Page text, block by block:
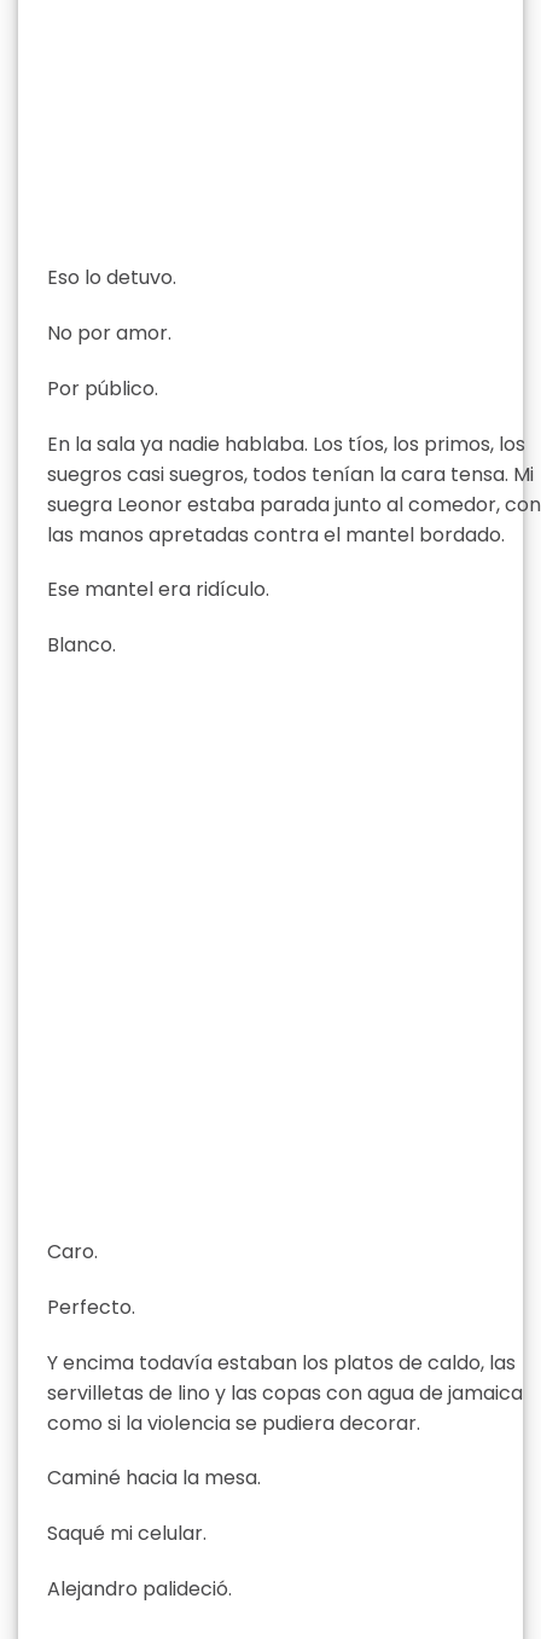
Eso lo detuvo.
No por amor.
Por público.
En la sala ya nadie hablaba. Los tíos, los primos, los
suegros casi suegros, todos tenían la cara tensa. Mi
suegra Leonor estaba parada junto al comedor, con
las manos apretadas contra el mantel bordado.
Ese mantel era ridículo.
Blanco.
Caro.
Perfecto.
Y encima todavía estaban los platos de caldo, las
servilletas de lino y las copas con agua de jamaica
como si la violencia se pudiera decorar.
Caminé hacia la mesa.
Saqué mi celular.
Alejandro palideció.